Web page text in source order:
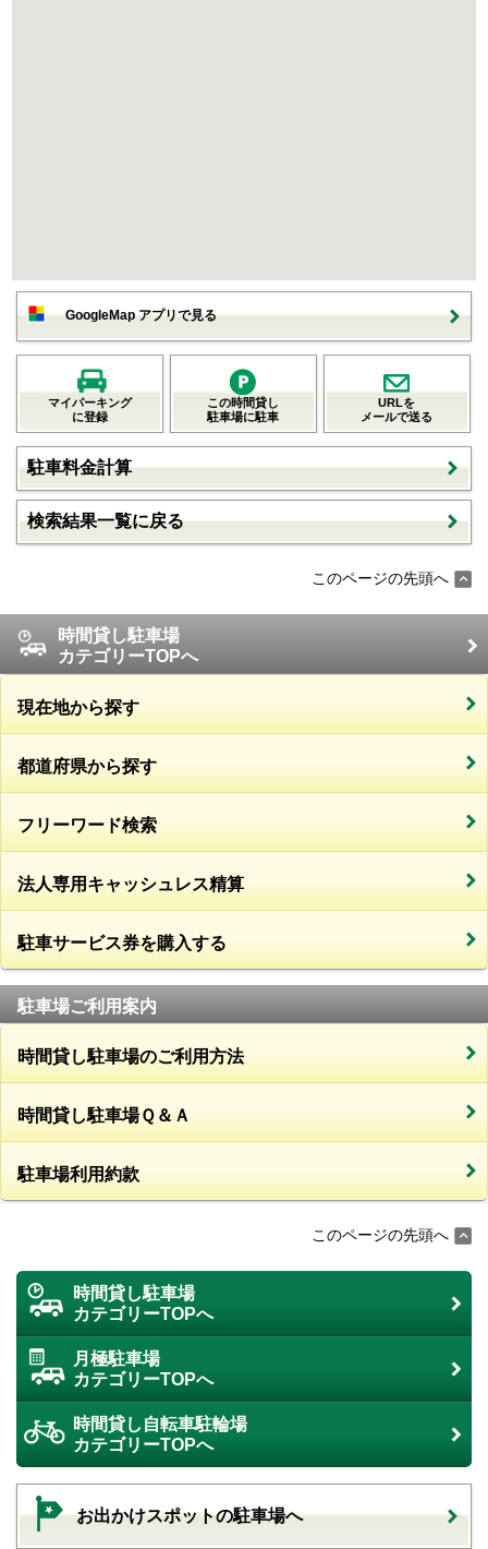
GoogleMap アプリで見る
マイパーキング
に登録
この時間貸し
駐車場に駐車
URLを
メールで送る
駐車料金計算
検索結果一覧に戻る
このページの先頭へ
時間貸し駐車場
カテゴリーTOPへ
現在地から探す
都道府県から探す
フリーワード検索
法人専用キャッシュレス精算
駐車サービス券を購入する
駐車場ご利用案内
時間貸し駐車場のご利用方法
時間貸し駐車場Ｑ＆Ａ
駐車場利用約款
このページの先頭へ
時間貸し駐車場
カテゴリーTOPへ
月極駐車場
カテゴリーTOPへ
時間貸し自転車駐輪場
カテゴリーTOPへ
お出かけスポットの駐車場へ